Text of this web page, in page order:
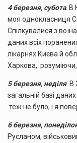
4 березня, субота. В
моя однокласниця
Спілкувалися з
даних всіх
лікарнях Києва й
Харкова,
5 березня, неділя. В
загальній базі
теж не було, і я
6 березня,
Русланом,